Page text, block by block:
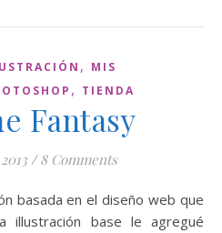
, MIS
, TIENDA
Fantasy
/ 8 Comments
illustración base le agregué